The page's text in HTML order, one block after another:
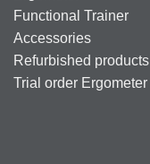
Functional Trainer
Accessories
Refurbished products
Trial order Ergometer